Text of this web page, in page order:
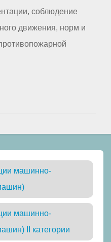
соблюдение
движения, норм и
машинно-
машинно-
II категории